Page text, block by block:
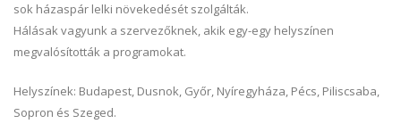
sok házaspár lelki növekedését szolgálták.
Hálásak vagyunk a szervezőknek, akik egy-egy helyszínen
megvalósították a programokat.
Helyszínek: Budapest, Dusnok, Győr, Nyíregyháza, Pécs, Piliscsaba,
Sopron és Szeged.